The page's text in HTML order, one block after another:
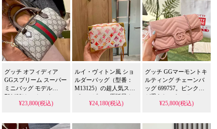
グッチ オフィディア
GGスプリーム スーパー
ミニバッグ モデル
781490は、ベージュ×エ
ボニーの落ち着いた配
¥23,800(税込)
ルイ・ヴィトン風 ショ
ルダーバッグ（型番：
M13125）の超人気スー
パーコピー、原版風カ
スタム五金と最新耐久
¥24,180(税込)
グッチ GGマーモントキ
ルティング チェーンバ
ッグ 699757。ピンク色
が愛らしいキルティン
グミニバッグです。芸
¥25,800(税込)